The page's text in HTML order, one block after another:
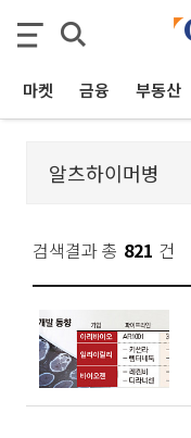
마켓 금융 부동산
검색결과 총 821 건